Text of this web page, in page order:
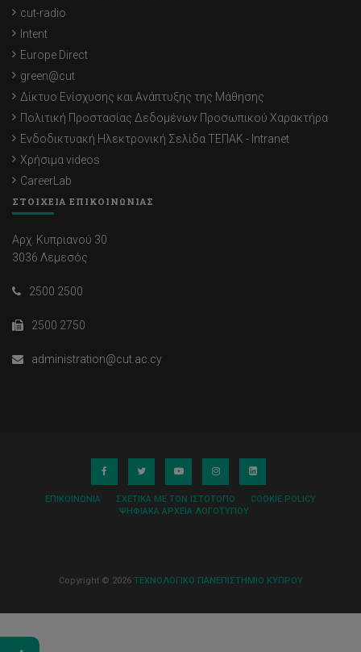
cut-radio
Intent
Europe Direct
green@cut
Δίκτυο Ενίσχυσης και Ανάπτυξης της Μάθησης
Πολιτική Προστασίας Δεδομένων Προσωπικού Χαρακτήρα
Ενδοδικτυακή Ηλεκτρονική Σελίδα ΤΕΠΑΚ - Intranet
Χρήσιμα videos
CareerLab
ΣΤΟΙΧΕΙΑ ΕΠΙΚΟΙΝΩΝΙΑΣ
Αρχ. Κυπριανού 30
3036 Λεμεσός
2500 2500
2500 2750
administration@cut.ac.cy
ΕΠΙΚΟΙΝΩΝΊΑ ΣΧΕΤΙΚΆ ΜΕ ΤΟΝ ΙΣΤΌΤΟΠΟ
COOKIE POLICY
ΨΗΦΙΑΚΆ ΑΡΧΕΊΑ ΛΟΓΌΤΥΠΟΥ
Copyright © 2026 ΤΕΧΝΟΛΟΓΙΚΟ ΠΑΝΕΠΙΣΤΗΜΙΟ ΚΥΠΡΟΥ